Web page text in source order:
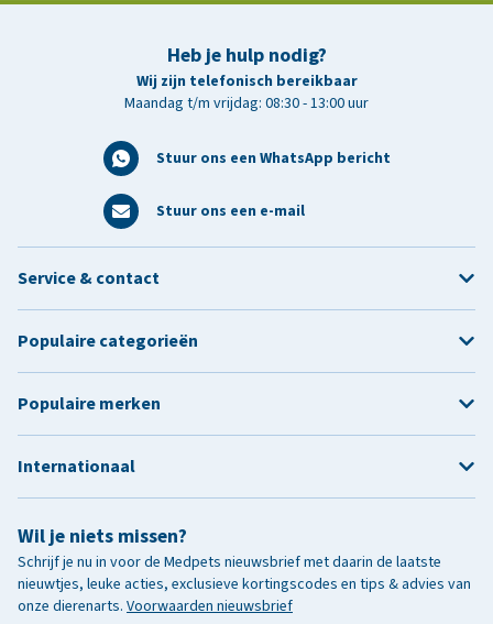
Heb je hulp nodig?
Wij zijn telefonisch bereikbaar
Maandag t/m vrijdag: 08:30 - 13:00 uur
Stuur ons een WhatsApp bericht
Stuur ons een e-mail
Wil je niets missen?
Schrijf je nu in voor de Medpets nieuwsbrief met daarin de laatste
nieuwtjes, leuke acties, exclusieve kortingscodes en tips & advies van
onze dierenarts. Voorwaarden nieuwsbrief
Service & contact
Populaire categorieën
Populaire merken
Internationaal